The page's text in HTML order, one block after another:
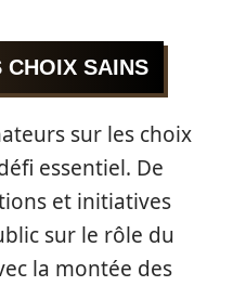
CHOIX SAINS
sur les choix
essentiel. De
et initiatives
sur le rôle du
la montée des